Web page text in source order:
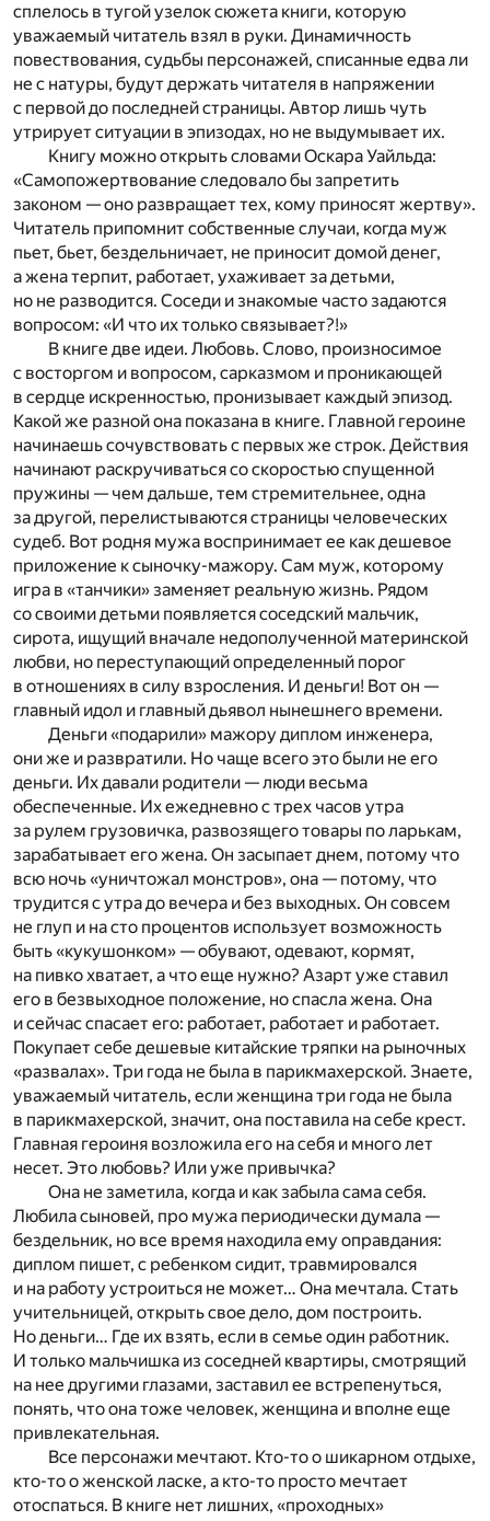
сплелось в тугой узелок сюжета книги, которую
уважаемый читатель взял в руки. Динамичность
повествования, судьбы персонажей, списанные едва ли
не с натуры, будут держать читателя в напряжении
с первой до последней страницы. Автор лишь чуть
утрирует ситуации в эпизодах, но не выдумывает их.
Книгу можно открыть словами Оскара Уайльда:
«Самопожертвование следовало бы запретить
законом — оно развращает тех, кому приносят жертву».
Читатель припомнит собственные случаи, когда муж
пьет, бьет, бездельничает, не приносит домой денег,
а жена терпит, работает, ухаживает за детьми,
но не разводится. Соседи и знакомые часто задаются
вопросом: «И что их только связывает?!»
В книге две идеи. Любовь. Слово, произносимое
с восторгом и вопросом, сарказмом и проникающей
в сердце искренностью, пронизывает каждый эпизод.
Какой же разной она показана в книге. Главной героине
начинаешь сочувствовать с первых же строк. Действия
начинают раскручиваться со скоростью спущенной
пружины — чем дальше, тем стремительнее, одна
за другой, перелистываются страницы человеческих
судеб. Вот родня мужа воспринимает ее как дешевое
приложение к сыночку-мажору. Сам муж, которому
игра в «танчики» заменяет реальную жизнь. Рядом
со своими детьми появляется соседский мальчик,
сирота, ищущий вначале недополученной материнской
любви, но переступающий определенный порог
в отношениях в силу взросления. И деньги! Вот он —
главный идол и главный дьявол нынешнего времени.
Деньги «подарили» мажору диплом инженера,
они же и развратили. Но чаще всего это были не его
деньги. Их давали родители — люди весьма
обеспеченные. Их ежедневно с трех часов утра
за рулем грузовичка, развозящего товары по ларькам,
зарабатывает его жена. Он засыпает днем, потому что
всю ночь «уничтожал монстров», она — потому, что
трудится с утра до вечера и без выходных. Он совсем
не глуп и на сто процентов использует возможность
быть «кукушонком» — обувают, одевают, кормят,
на пивко хватает, а что еще нужно? Азарт уже ставил
его в безвыходное положение, но спасла жена. Она
и сейчас спасает его: работает, работает и работает.
Покупает себе дешевые китайские тряпки на рыночных
«развалах». Три года не была в парикмахерской. Знаете,
уважаемый читатель, если женщина три года не была
в парикмахерской, значит, она поставила на себе крест.
Главная героиня возложила его на себя и много лет
несет. Это любовь? Или уже привычка?
Она не заметила, когда и как забыла сама себя.
Любила сыновей, про мужа периодически думала —
бездельник, но все время находила ему оправдания:
диплом пишет, с ребенком сидит, травмировался
и на работу устроиться не может… Она мечтала. Стать
учительницей, открыть свое дело, дом построить.
Но деньги… Где их взять, если в семье один работник.
И только мальчишка из соседней квартиры, смотрящий
на нее другими глазами, заставил ее встрепенуться,
понять, что она тоже человек, женщина и вполне еще
привлекательная.
Все персонажи мечтают. Кто-то о шикарном отдыхе,
кто-то о женской ласке, а кто-то просто мечтает
отоспаться. В книге нет лишних, «проходных»